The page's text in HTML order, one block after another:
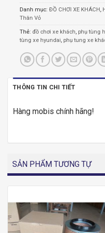
Danh mục: ĐỒ CHƠI XE KHÁCH ,
Thân Vỏ
Thẻ: đồ chơi xe khách, phụ tùng
tùng xe hyundai, phụ tung xe
THÔNG TIN CHI TIẾT
Hàng mobis chính hãng!
SẢN PHẨM TƯƠNG TỰ